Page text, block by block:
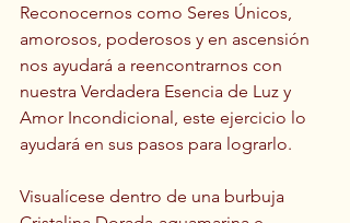
Reconocernos como Seres Únicos,
amorosos, poderosos y en ascensión
nos ayudará a reencontrarnos con
nuestra Verdadera Esencia de Luz y
Amor Incondicional, este ejercicio lo
ayudará en sus pasos para lograrlo.
Visualícese dentro de una burbuja